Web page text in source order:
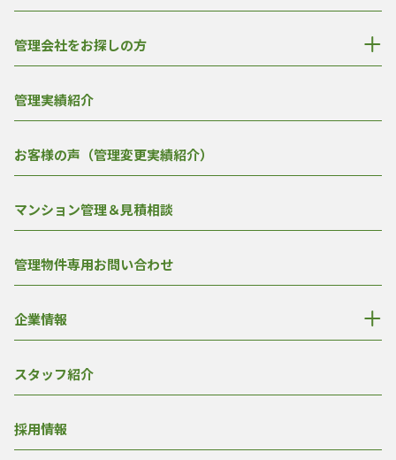
管理会社をお探しの方
管理実績紹介
お客様の声（管理変更実績紹介）
マンション管理＆見積相談
管理物件専用お問い合わせ
企業情報
スタッフ紹介
採用情報